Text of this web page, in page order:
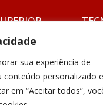
sua experiência de
conteúdo personalizado e
em “Aceitar todos”,